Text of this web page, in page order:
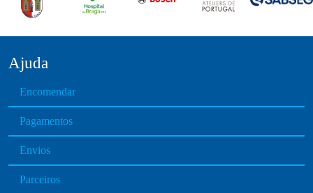
Ajuda
Encomendar
Pagamentos
Envios
Parceiros